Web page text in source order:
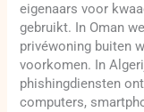
eigenaars voor
gebruikt. In Oman
privéwoning buiten
voorkomen. In
phishingdiensten
computers,